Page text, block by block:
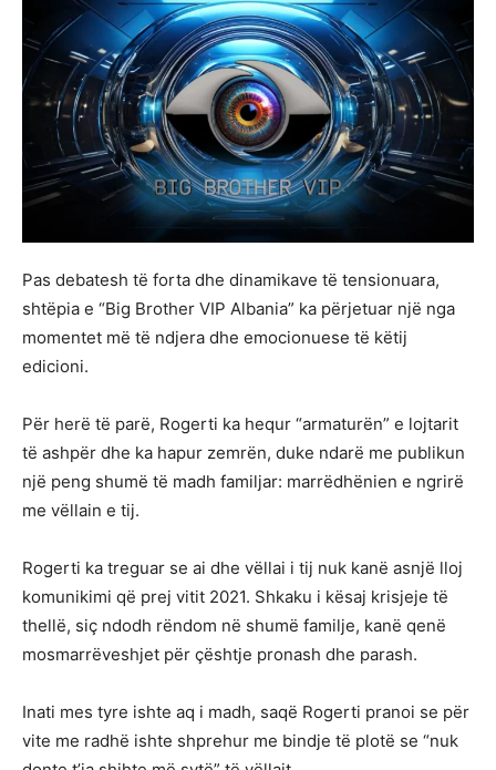
Pas debatesh të forta dhe dinamikave të tensionuara,
shtëpia e “Big Brother VIP Albania” ka përjetuar një nga
momentet më të ndjera dhe emocionuese të këtij
edicioni.
Për herë të parë, Rogerti ka hequr “armaturën” e lojtarit
të ashpër dhe ka hapur zemrën, duke ndarë me publikun
një peng shumë të madh familjar: marrëdhënien e ngrirë
me vëllain e tij.
Rogerti ka treguar se ai dhe vëllai i tij nuk kanë asnjë lloj
komunikimi që prej vitit 2021. Shkaku i kësaj krisjeje të
thellë, siç ndodh rëndom në shumë familje, kanë qenë
mosmarrëveshjet për çështje pronash dhe parash.
Inati mes tyre ishte aq i madh, saqë Rogerti pranoi se për
vite me radhë ishte shprehur me bindje të plotë se “nuk